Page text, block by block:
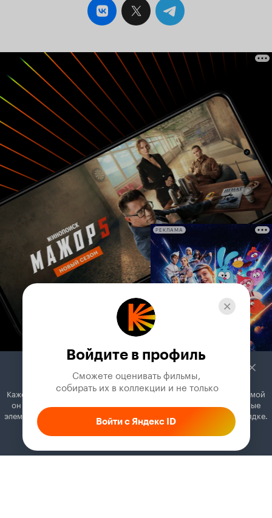
РЕКЛАМА
Войдите в профиль
Сможете оценивать фильмы,
собирать их в коллекции и не только
Войти с Яндекс ID
Кажется, вы используете блокировщик рекламы. Вместе с рекламой
он может отключать постеры, папки с фильмами и другие важные
элементы. Добавьте Кинопоиск в исключения, и всё будет в порядке.
Как это сделать